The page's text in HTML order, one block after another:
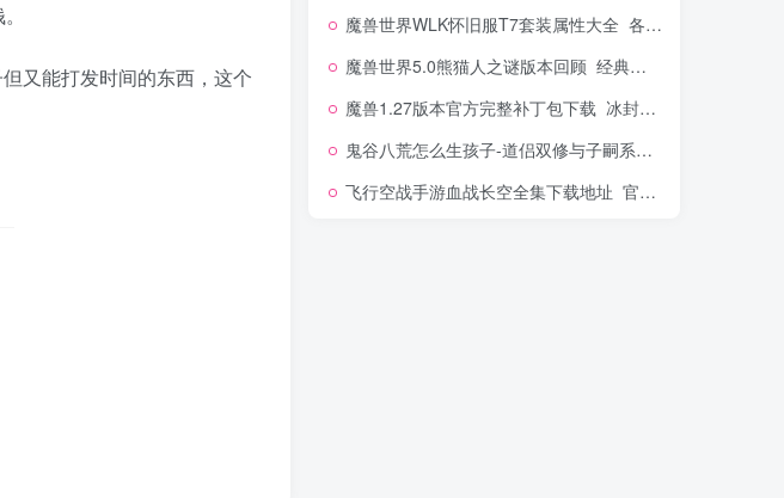
又能打发时间的东西，这个
魔兽世界WLK怀旧服T7套装属性大全_各职业兑换牌子及掉落出处
魔兽世界5.0熊猫人之谜版本回顾_经典旧世怀旧盘点
魔兽1.27版本官方完整补丁包下载_冰封王座宽屏分辨率修改
鬼谷八荒怎么生孩子-道侣双修与子嗣系统玩法解析
飞行空战手游血战长空全集下载地址_官方最新安卓版安装包